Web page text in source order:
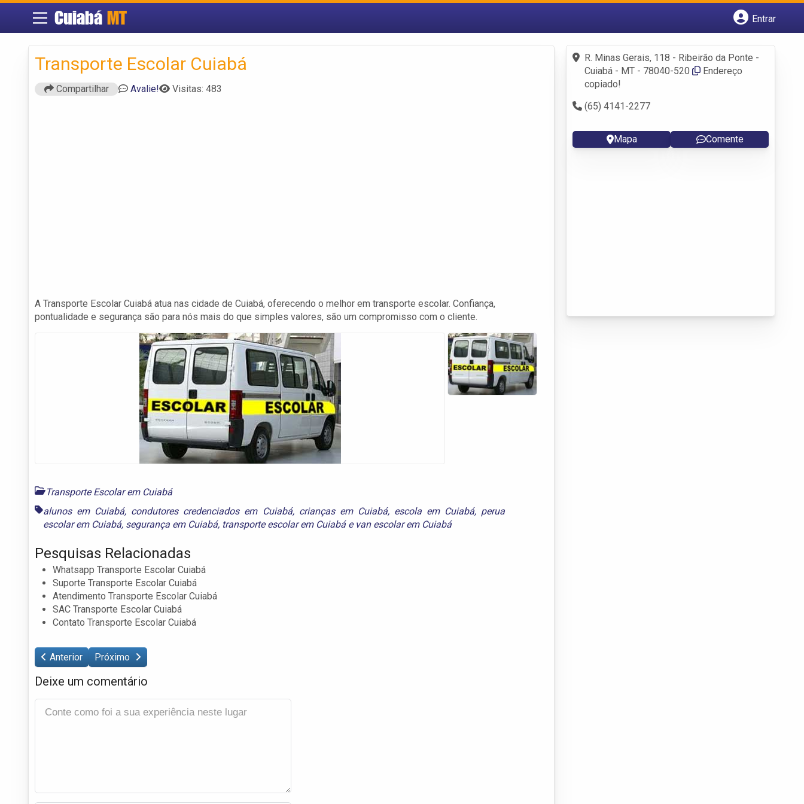
Cuiabá MT
Entrar
Fazer login
Criar conta
Transporte Escolar Cuiabá
Compartilhar Avalie! Visitas: 483
A Transporte Escolar Cuiabá atua nas cidade de Cuiabá, oferecendo o melhor em transporte escolar. Confiança,
pontualidade e segurança são para nós mais do que simples valores, são um compromisso com o cliente.
Transporte Escolar em Cuiabá
alunos em Cuiabá, condutores credenciados em Cuiabá, crianças em Cuiabá, escola em Cuiabá, perua
escolar em Cuiabá, segurança em Cuiabá, transporte escolar em Cuiabáe van escolar em Cuiabá
Pesquisas Relacionadas
Whatsapp Transporte Escolar Cuiabá
Suporte Transporte Escolar Cuiabá
Atendimento Transporte Escolar Cuiabá
SAC Transporte Escolar Cuiabá
Contato Transporte Escolar Cuiabá
Anterior Próximo
Deixe um comentário
R. Minas Gerais, 118 - Ribeirão da Ponte -
Cuiabá - MT - 78040-520
Endereço
copiado!
(65) 4141-2277
Mapa Comente